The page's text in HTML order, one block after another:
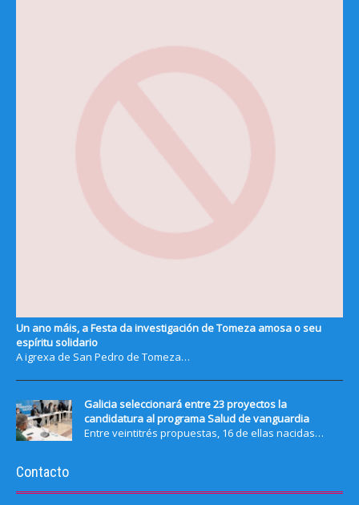
Un ano máis, a Festa da investigación de Tomeza amosa o seu
espíritu solidario
A igrexa de San Pedro de Tomeza…
Galicia seleccionará entre 23 proyectos la
candidatura al programa Salud de vanguardia
Entre veintitrés propuestas, 16 de ellas nacidas…
Contacto